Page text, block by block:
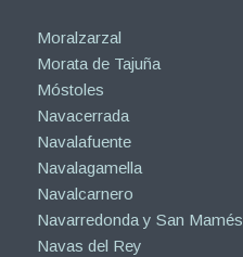
Moralzarzal
Morata de Tajuña
Móstoles
Navacerrada
Navalafuente
Navalagamella
Navalcarnero
Navarredonda y San Mamés
Navas del Rey